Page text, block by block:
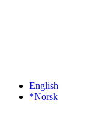
English
*Norsk